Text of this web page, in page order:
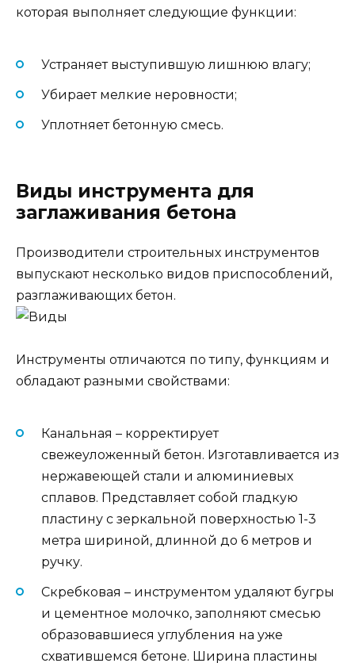
которая выполняет следующие функции:
Устраняет выступившую лишнюю влагу;
Убирает мелкие неровности;
Уплотняет бетонную смесь.
Виды инструмента для
заглаживания бетона
Производители строительных инструментов
выпускают несколько видов приспособлений,
разглаживающих бетон.
Инструменты отличаются по типу, функциям и
обладают разными свойствами:
Канальная – корректирует
свежеуложенный бетон. Изготавливается из
нержавеющей стали и алюминиевых
сплавов. Представляет собой гладкую
пластину с зеркальной поверхностью 1-3
метра шириной, длинной до 6 метров и
ручку.
Скребковая – инструментом удаляют бугры
и цементное молочко, заполняют смесью
образовавшиеся углубления на уже
схватившемся бетоне. Ширина пластины